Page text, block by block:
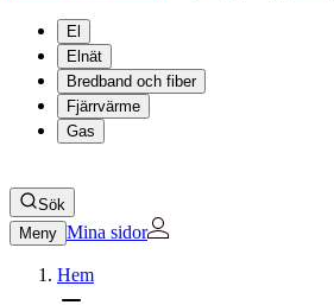
El
Elnät
Bredband och fiber
Fjärrvärme
Gas
Sök
Meny Mina sidor
Hem